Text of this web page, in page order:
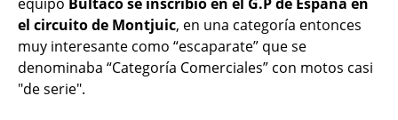
el circuito de Montjuic, en una categoría entonces
muy interesante como “escaparate” que se
denominaba “Categoría Comerciales” con motos casi
"de serie".